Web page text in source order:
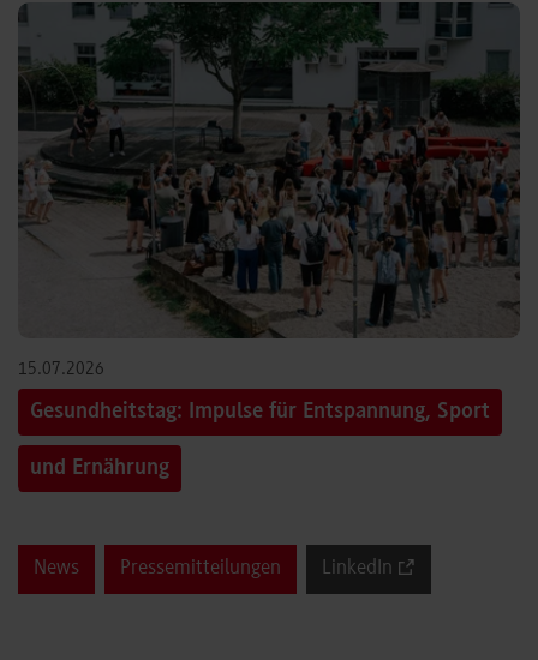
15.07.2026
Gesundheitstag: Impulse für Entspannung, Sport
und Ernährung
News Pressemitteilungen LinkedIn